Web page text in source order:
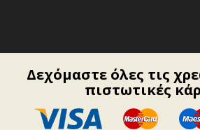
Δεχόμαστε όλες τις
πιστωτικές